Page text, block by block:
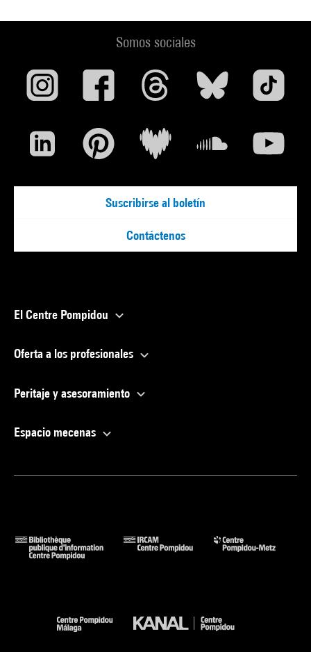
Somos sociales
Suscribirse al boletín
Contáctenos
El Centre Pompidou
Oferta a los profesionales
Peritaje y asesoramiento
Espacio mecenas